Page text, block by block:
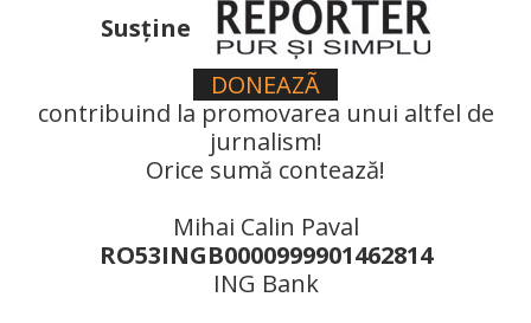
Susţine
DONEAZÃ
contribuind la promovarea unui altfel de
jurnalism!
Orice sumă contează!
Mihai Calin Paval
RO53INGB0000999901462814
ING Bank